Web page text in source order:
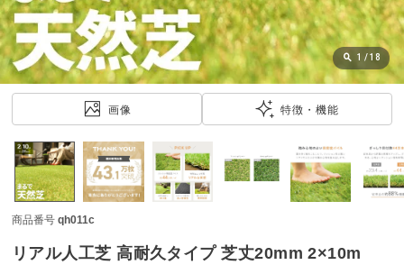
ッ
ク
し
た
ア
ム
特
1 /18
画像 特徴・機能
商品番号 qh011c
リアル人工芝 高耐久タイプ 芝丈20mm 2×10m